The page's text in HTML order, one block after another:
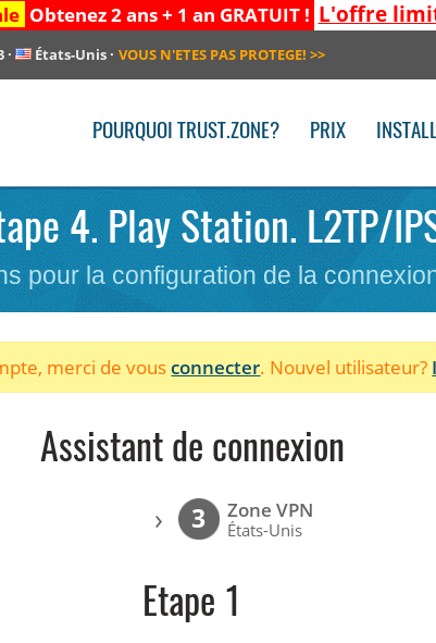
Obtenez 2 ans + 1 an GRATUIT ! L'offre
· États-Unis· VOUS N'ETES PAS PROTEGE! >>
POURQUOI TRUST.ZONE? PRIX
4. Play Station. L2TP/
pour la configuration de la
merci de vousconnecter. Nouvel utilisateur?
Assistant de connexion
› 3 Zone VPN
États-Unis
Etape 1